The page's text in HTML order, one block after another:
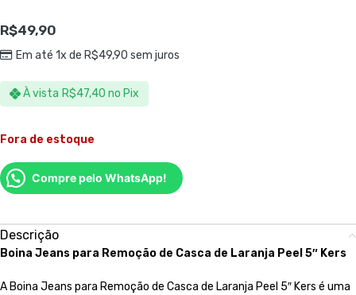
R$49,90
Em até 1x de R$49,90 sem juros
À vista R$47,40 no Pix
Fora de estoque
Compre pelo WhatsApp!
Descrição
Boina Jeans para Remoção de Casca de Laranja Peel 5″ Kers
A Boina Jeans para Remoção de Casca de Laranja Peel 5″ Kers é uma